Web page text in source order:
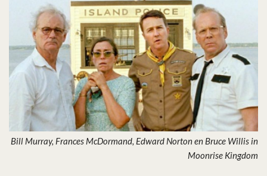
Bill Murray, Frances McDormand, Edward Norton en Bruce Willis in
Moonrise Kingdom